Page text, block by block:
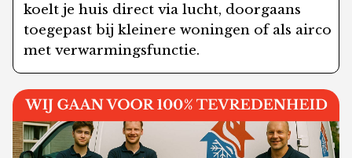
koelt je huis direct via lucht, doorgaans
toegepast bij kleinere woningen of als airco
met verwarmingsfunctie.